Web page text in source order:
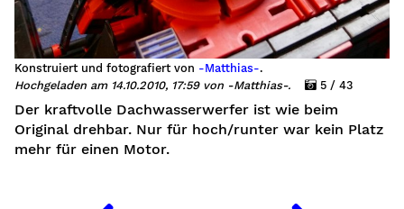
Konstruiert und fotografiert von -Matthias-.
Hochgeladen am 14.10.2010, 17:59 von -Matthias-.
5 / 43
Der kraftvolle Dachwasserwerfer ist wie beim
Original drehbar. Nur für hoch/runter war kein Platz
mehr für einen Motor.